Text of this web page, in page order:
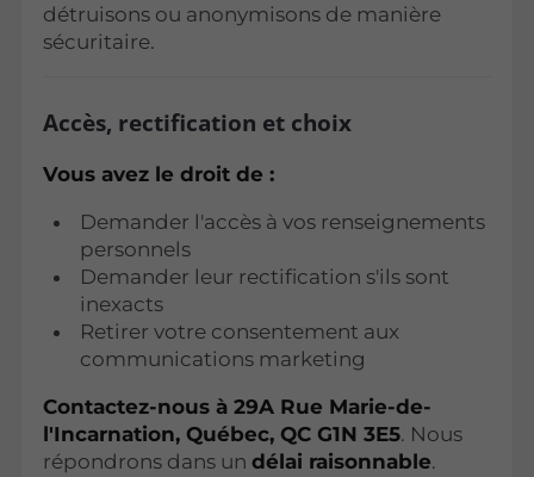
détruisons ou anonymisons de manière
sécuritaire.
Accès, rectification et choix
Vous avez le droit de :
Demander l'accès à vos renseignements
personnels
Demander leur rectification s'ils sont
inexacts
Retirer votre consentement aux
communications marketing
Contactez-nous à 29A Rue Marie-de-
l'Incarnation, Québec, QC G1N 3E5. Nous
répondrons dans undélai raisonnable.